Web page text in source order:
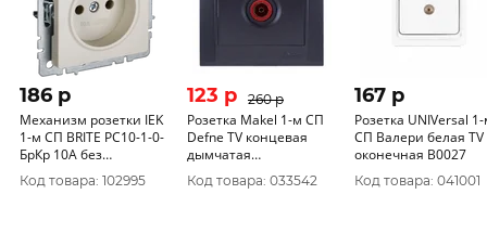
186 p
Механизм розетки IEK
1-м СП BRITE РС10-1-0-
БрКр 10А без
заземления бежевый
BR-R10-10-K10
Код товара: 102995
123 p 260 p
Розетка Makel 1-м СП
Defne TV концевая
дымчатая
РАСПРОДАЖА
Код товара: 033542
167 p
Розетка UNIVersal
СП Валери белая TV
оконечная В0027
Код товара: 041001